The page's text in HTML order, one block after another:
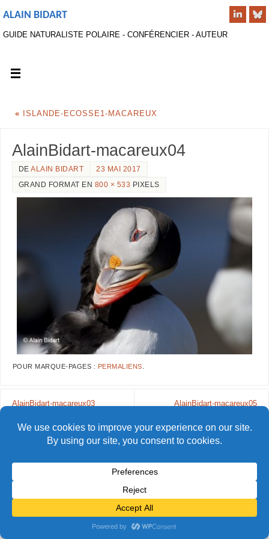
ALAIN BIDART
GUIDE NATURALISTE POLAIRE - CONFÉRENCIER - AUTEUR
« ISLANDE-ECOSSE1-MACAREUX
AlainBidart-macareux04
DEALAIN BIDART
23 MAI 2017
GRAND FORMAT EN 800 × 533 PIXELS
POUR MARQUE-PAGES : PERMALIENS
AlainBidart-macareux03 AlainBidart-macareux05